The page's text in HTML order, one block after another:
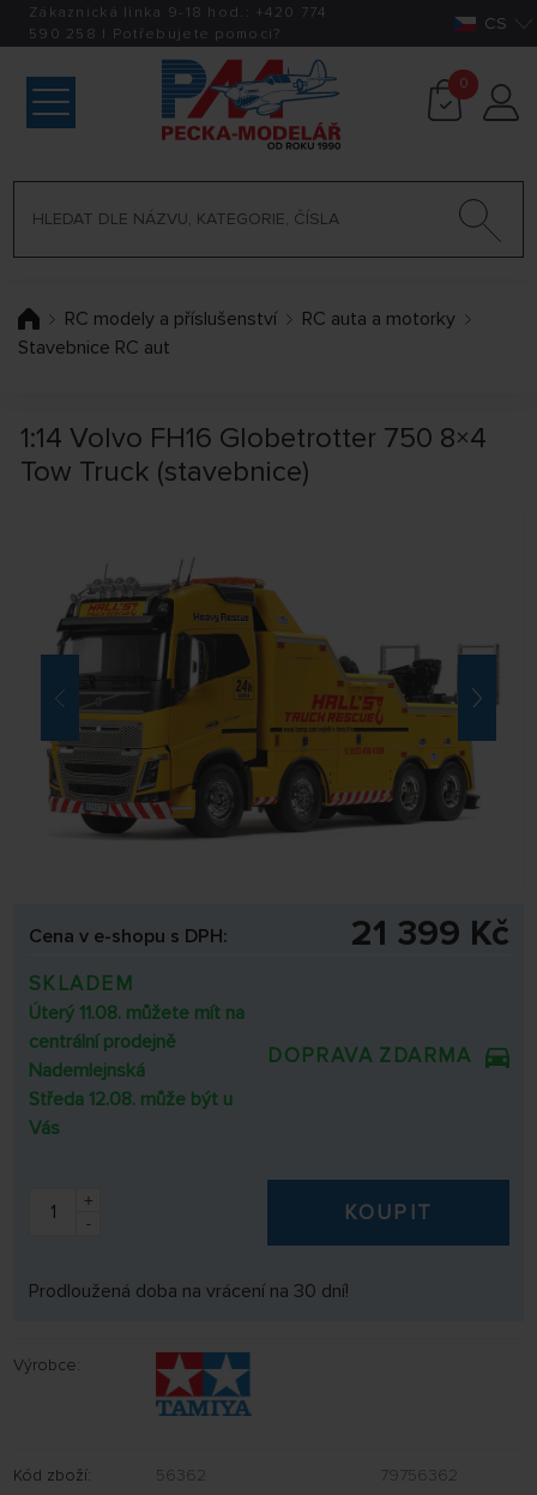
Zákaznická linka 9-18 hod.: +420 774
590 258 | Potřebujete pomoci? CS
0
RC modely a příslušenství
RC auta a motorky
Stavebnice RC aut
1:14 Volvo FH16 Globetrotter 750 8×4
Tow Truck (stavebnice)
Cena v e-shopu s DPH: 21 399 Kč
SKLADEM
Úterý 11.08. můžete mít na
centrální prodejně
Nademlejnská
Středa 12.08. může být u
Vás
DOPRAVA ZDARMA
+
-
KOUPIT
Prodloužená doba na vrácení na 30 dní!
Výrobce:
Kód zboží: 56362 79756362